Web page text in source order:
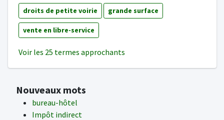
droits de petite voirie grande surface
vente en libre-service
Voir les 25 termes approchants
Nouveaux mots
bureau-hôtel
Impôt indirect